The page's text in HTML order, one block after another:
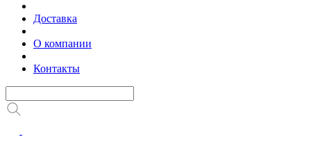
Доставка
О компании
Контакты